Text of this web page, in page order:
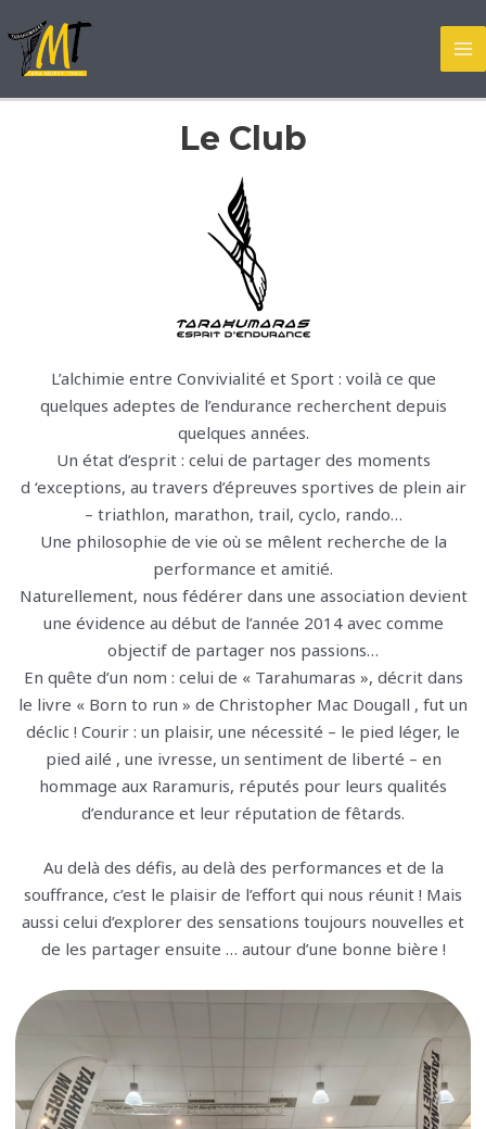
au
contenu
Le Club
L’alchimie entre Convivialité et Sport : voilà ce que
quelques adeptes de l’endurance recherchent depuis
quelques années.
Un état d’esprit : celui de partager des moments
d ‘exceptions, au travers d’épreuves sportives de plein air
– triathlon, marathon, trail, cyclo, rando…
Une philosophie de vie où se mêlent recherche de la
performance et amitié.
Naturellement, nous fédérer dans une association devient
une évidence au début de l’année 2014 avec comme
objectif de partager nos passions…
En quête d’un nom : celui de « Tarahumaras », décrit dans
le livre « Born to run » de Christopher Mac Dougall , fut un
déclic ! Courir : un plaisir, une nécessité – le pied léger, le
pied ailé , une ivresse, un sentiment de liberté – en
hommage aux Raramuris, réputés pour leurs qualités
d’endurance et leur réputation de fêtards.
Au delà des défis, au delà des performances et de la
souffrance, c’est le plaisir de l’effort qui nous réunit ! Mais
aussi celui d’explorer des sensations toujours nouvelles et
de les partager ensuite … autour d’une bonne bière !